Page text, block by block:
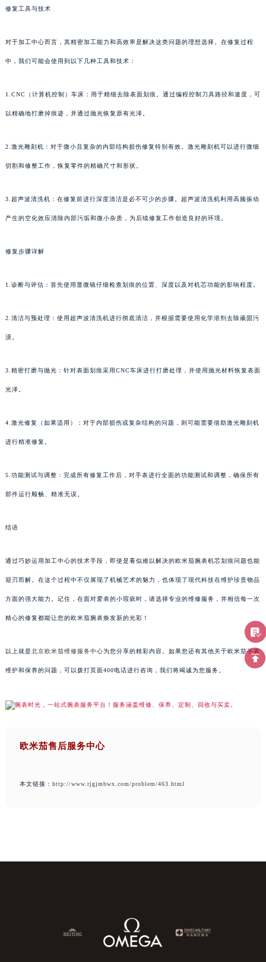
修复工具与技术
对于加工中心而言，其精密加工能力和高效率是解决这类问题的理想选择。在修复过程
中，我们可能会使用到以下几种工具和技术：
1.CNC（计算机控制）车床：用于精细去除表面划痕。通过编程控制刀具路径和速度，可
以精确地打磨掉痕迹，并通过抛光恢复原有光泽。
2.激光雕刻机：对于微小且复杂的内部结构损伤修复特别有效。激光雕刻机可以进行微细
切割和修整工作，恢复零件的精确尺寸和形状。
3.超声波清洗机：在修复前进行深度清洁是必不可少的步骤。超声波清洗机利用高频振动
产生的空化效应清除内部污垢和微小杂质，为后续修复工作创造良好的环境。
修复步骤详解
1.诊断与评估：首先使用显微镜仔细检查划痕的位置、深度以及对机芯功能的影响程度。
2.清洁与预处理：使用超声波清洗机进行彻底清洁，并根据需要使用化学溶剂去除顽固污
渍。
3.精密打磨与抛光：针对表面划痕采用CNC车床进行打磨处理，并使用抛光材料恢复表面
光泽。
4.激光修复（如果适用）：对于内部损伤或复杂结构的问题，则可能需要借助激光雕刻机
进行精准修复。
5.功能测试与调整：完成所有修复工作后，对手表进行全面的功能测试和调整，确保所有
部件运行顺畅、精准无误。
结语
通过巧妙运用加工中心的技术手段，即使是看似难以解决的欧米茄腕表机芯划痕问题也能
迎刃而解。在这个过程中不仅展现了机械艺术的魅力，也体现了现代科技在维护珍贵物品
方面的强大能力。记住，在面对爱表的小瑕疵时，请选择专业的维修服务，并相信每一次
精心的修复都能让您的欧米茄腕表焕发新的光彩！
以上就是北京欧米茄维修服务中心为您分享的精彩内容。如果您还有其他关于欧米茄手表
维护和保养的问题，可以拨打页面400电话进行咨询，我们将竭诚为您服务。
欧米茄售后服务中心
本文链接： http://www.rjgjmbwx.com/problem/463.html